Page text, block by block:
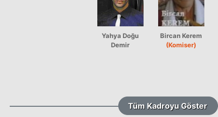
Yahya Doğu
Demir
Bircan Kerem
(Komiser)
Tüm Kadroyu Göster